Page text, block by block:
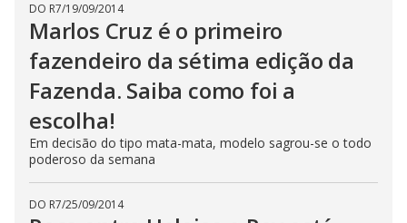
DO R7/19/09/2014
Marlos Cruz é o primeiro
fazendeiro da sétima edição da
Fazenda. Saiba como foi a
escolha!
Em decisão do tipo mata-mata, modelo sagrou-se o todo
poderoso da semana
DO R7/25/09/2014